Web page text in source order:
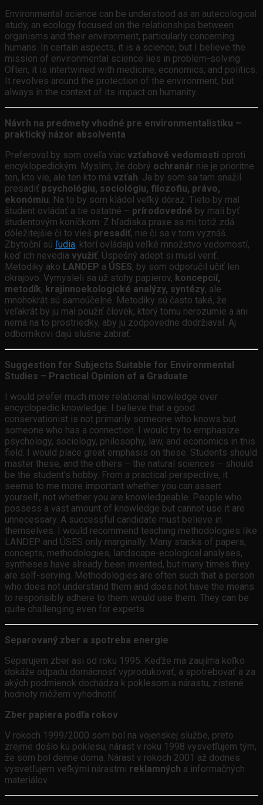
Environmental science can be understood as an autecological
study, an ecology focused on the relationships between
organisms and their environment, particularly concerning
humans. In certain aspects, it is a science, but I believe the
mission of environmental science lies in problem-solving.
Often, it is intertwined with medicine, economics, and politics.
It revolves around the protection of the environment, but
always in the context of its impact on humanity.
Návrh na predmety vhodné pre environmentalistiku –
praktický názor absolventa
Preferoval by som oveľa viac vzťahové vedomosti oproti
encyklopedickým. Myslím, že dobrý ochranár nie je prioritne
ten, kto vie, ale ten kto má vzťah. Ja by som sa tam snažil
presadiť psychológiu, sociológiu, filozofiu, právo,
ekonómiu. Na to by som kládol veľký dôraz. Tieto by mal
študent ovládať a tie ostatné – prírodovedné by mali byť
študentovým koníčkom. Z hľadiska praxe sa mi totiž zdá
dôležitejšie či to vieš presadiť, nie či sa v tom vyznáš.
Zbytoční sú ľudia, ktorí ovládajú veľké množstvo vedomostí,
keď ich nevedia využiť. Úspešný adept si musí veriť.
Metodiky ako LANDEP a ÚSES, by som odporučil učiť len
okrajovo. Vymysleli sa už stohy papierov, koncepcií,
metodík, krajinnoekologické analýzy, syntézy, ale
mnohokrát sú samoúčelné. Metodiky sú často také, že
veľakrát by ju mal použiť človek, ktorý tomu nerozumie a ani
nemá na to prostriedky, aby ju zodpovedne dodržiaval. Aj
odborníkovi dajú slušne zabrať.
Suggestion for Subjects Suitable for Environmental
Studies – Practical Opinion of a Graduate
I would prefer much more relational knowledge over
encyclopedic knowledge. I believe that a good
conservationist is not primarily someone who knows but
someone who has a connection. I would try to emphasize
psychology, sociology, philosophy, law, and economics in this
field. I would place great emphasis on these. Students should
master these, and the others – the natural sciences – should
be the student’s hobby. From a practical perspective, it
seems to me more important whether you can assert
yourself, not whether you are knowledgeable. People who
possess a vast amount of knowledge but cannot use it are
unnecessary. A successful candidate must believe in
themselves. I would recommend teaching methodologies like
LANDEP and ÚSES only marginally. Many stacks of papers,
concepts, methodologies, landscape-ecological analyses,
syntheses have already been invented, but many times they
are self-serving. Methodologies are often such that a person
who does not understand them and does not have the means
to responsibly adhere to them would use them. They can be
quite challenging even for experts.
Separovaný zber a spotreba energie
Separujem zber asi od roku 1995. Keďže ma zaujíma koľko
dokáže odpadu domácnosť vyprodukovať, a spotrebovať a za
akých podmienok dochádza k poklesom a nárastu, zistené
hodnoty môžem vyhodnotiť.
Zber papiera podľa rokov
V rokoch 1999/2000 som bol na vojenskej službe, preto
zrejme došlo ku poklesu, nárast v roku 1998 vysvetľujem tým,
že som bol denne doma. Nárast v rokoch 2001 až dodnes
vysvetľujem veľkými nárastmi reklamných a informačných
materiálov.